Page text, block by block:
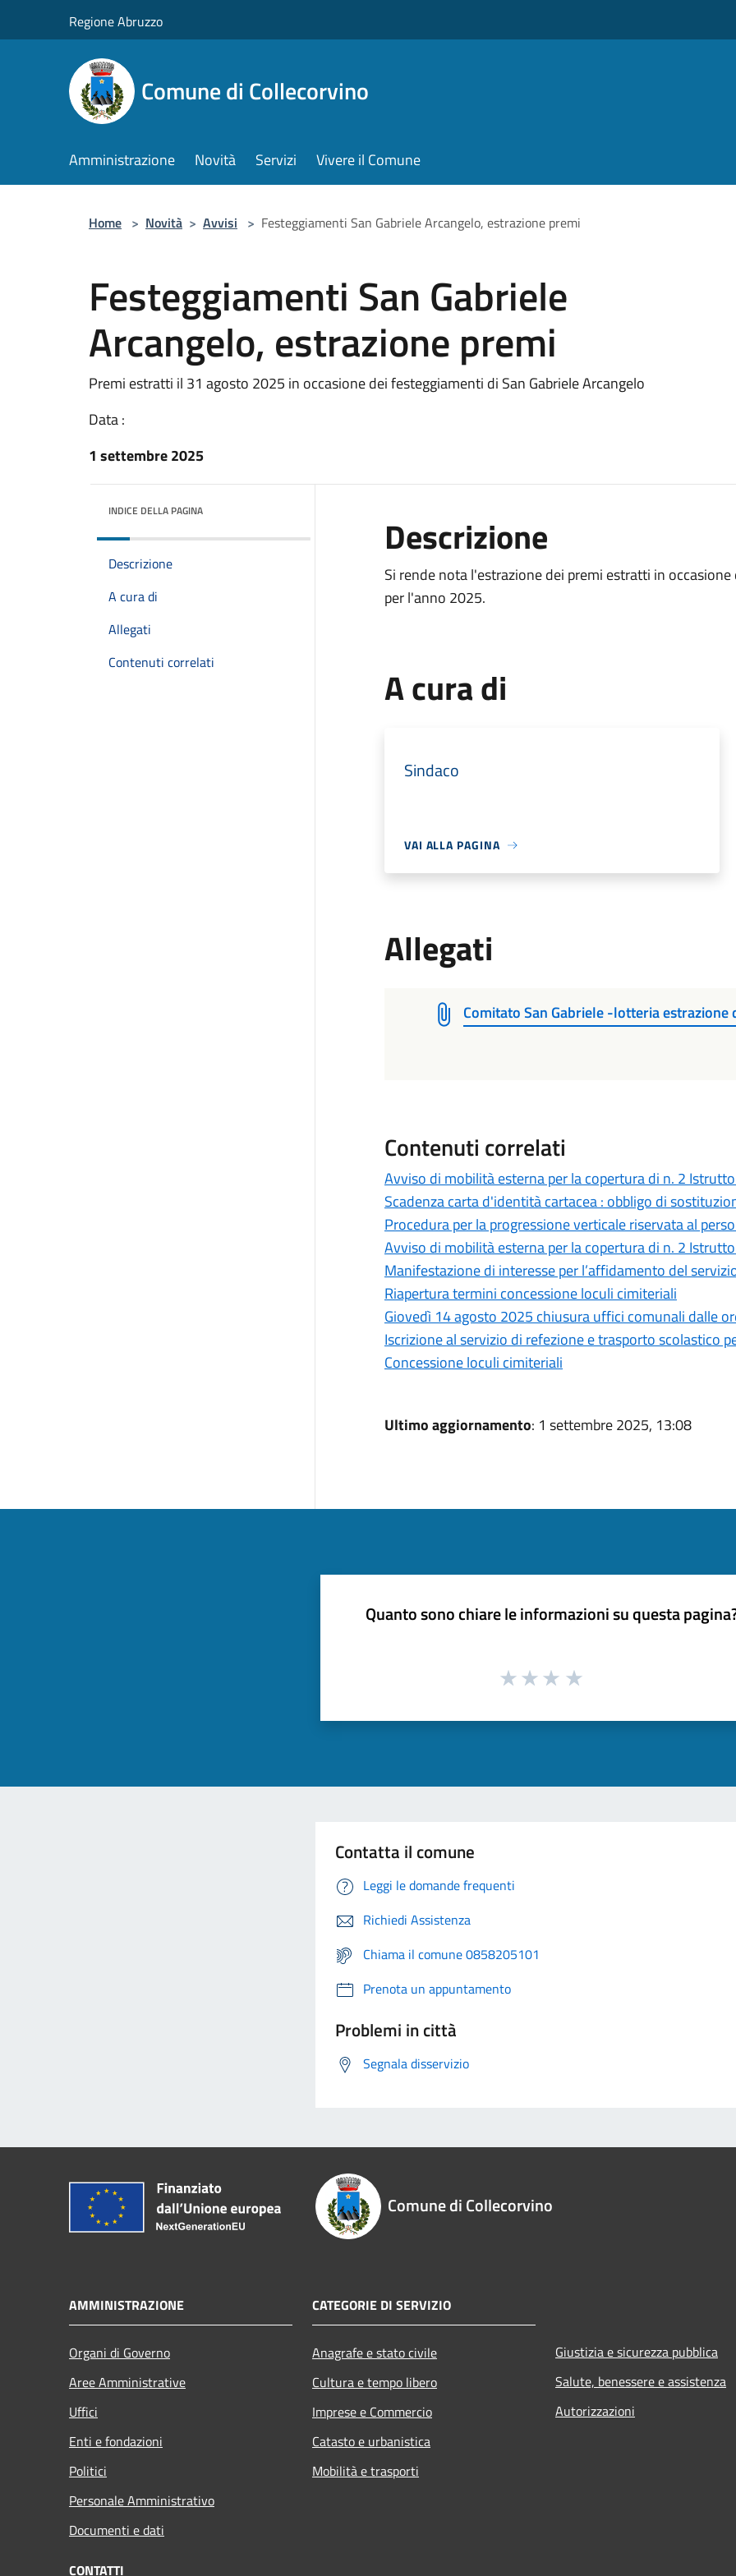
Regione Abruzzo
Comune di Collecorvino
Amministrazione Novità Servizi Vivere il Comune
Home > Novità > Avvisi > Festeggiamenti San Gabriele Arcangelo, estrazione premi
Festeggiamenti San Gabriele
Arcangelo, estrazione premi
Premi estratti il 31 agosto 2025 in occasione dei festeggiamenti di San Gabriele Arcangelo
Data :
1 settembre 2025
INDICE DELLA PAGINA
Descrizione
A cura di
Allegati
Contenuti correlati
Descrizione
Si rende nota l'estrazione dei premi estratti in
per l'anno 2025.
A cura di
Sindaco
VAI ALLA PAGINA
Allegati
Comitato San Gabriele -lotteria
Contenuti correlati
Avviso di mobilità esterna per la copertura di n. 2
Scadenza carta d'identità cartacea : obbligo di
Procedura per la progressione verticale riservata al
Avviso di mobilità esterna per la copertura di n. 2
Manifestazione di interesse per l’affidamento del
Riapertura termini concessione loculi cimiteriali
Giovedì 14 agosto 2025 chiusura uffici comunali dalle
Iscrizione al servizio di refezione e trasporto scolastico
Concessione loculi cimiteriali
Ultimo aggiornamento: 1 settembre 2025, 13:08
Quanto sono chiare le informazioni su questa
Contatta il comune
Leggi le domande frequenti
Richiedi Assistenza
Chiama il comune 0858205101
Prenota un appuntamento
Problemi in città
Segnala disservizio
Comune di Collecorvino
AMMINISTRAZIONE
Organi di Governo
Aree Amministrative
Uffici
Enti e fondazioni
Politici
Personale Amministrativo
Documenti e dati
CATEGORIE DI SERVIZIO
Anagrafe e stato civile
Cultura e tempo libero
Imprese e Commercio
Catasto e urbanistica
Mobilità e trasporti
Giustizia e sicurezza pubblica
Salute, benessere e assistenza
Autorizzazioni
CONTATTI